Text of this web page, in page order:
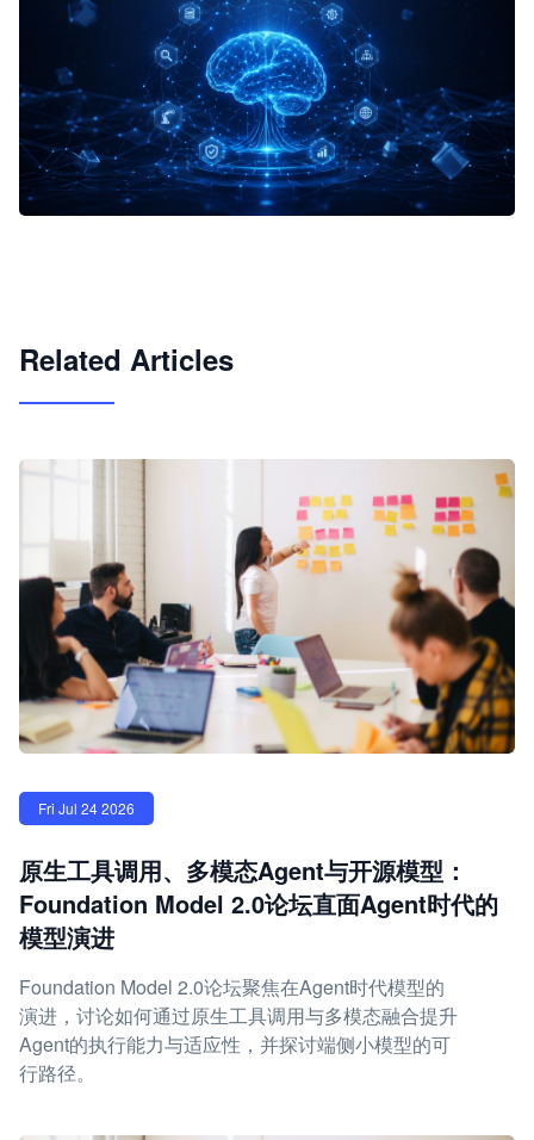
Related Articles
Fri Jul 24 2026
原生工具调用、多模态Agent与开源模型：
Foundation Model 2.0论坛直面Agent时代的
模型演进
Foundation Model 2.0论坛聚焦在Agent时代模型的
演进，讨论如何通过原生工具调用与多模态融合提升
Agent的执行能力与适应性，并探讨端侧小模型的可
行路径。